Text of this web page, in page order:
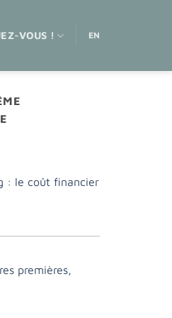
VOUS ! EN
: le coût financier
premières,